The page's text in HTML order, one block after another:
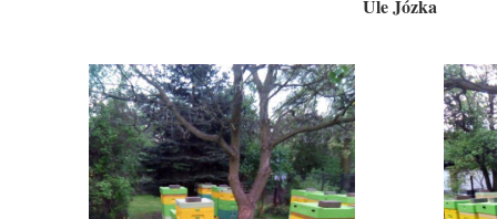
Ule Józka